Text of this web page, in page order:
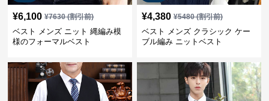
¥6,100 ¥7630(割引前)
ベスト メンズ ニット 縄編み模
様のフォーマルベスト
¥4,380 ¥5480(割引前)
ベスト メンズ クラシック ケー
ブル編み ニットベスト